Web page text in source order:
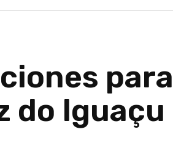
do Iguaçu